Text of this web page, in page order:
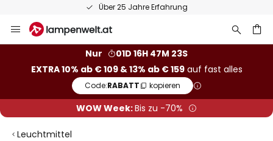
Über 25 Jahre Erfahrung
Inhalt
Nur
01D 16H 47M 22S
EXTRA 10% ab € 109 & 13% ab € 159auf fast alles
Code:RABATT kopieren
WOW Week:Bis zu -70%
Leuchtmittel